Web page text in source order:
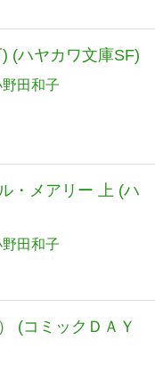
(ハヤカワ文庫SF)
野田和子
・メアリー 上 (ハ
野田和子
(コミックＤＡＹ